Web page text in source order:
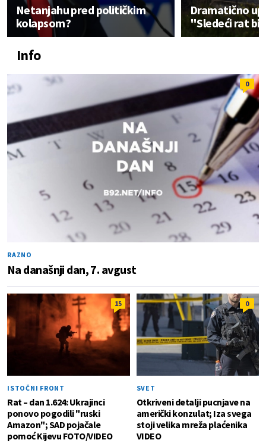
Netanjahu pred političkim
kolapsom?
Dramatično
"Sledeći rat
Info
0
RAZNO
Na današnji dan, 7. avgust
15
ISTOČNI FRONT
Rat – dan 1.624: Ukrajinci
ponovo pogodili "ruski
Amazon"; SAD pojačale
pomoć Kijevu FOTO/VIDEO
0
SVET
Otkriveni detalji pucnjave na
američki konzulat; Iza svega
stoji velika mreža plaćenika
VIDEO